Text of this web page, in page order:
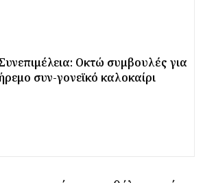
Οκτώ συμβουλές για
συν-γονεϊκό καλοκαίρι